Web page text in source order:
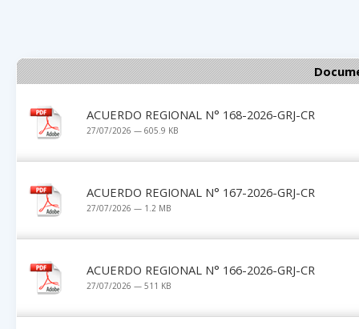
ACUERDO REGIONAL N° 168-2026-GRJ-CR
27/07/2026 — 605.9 KB
ACUERDO REGIONAL N° 167-2026-GRJ-CR
27/07/2026 — 1.2 MB
ACUERDO REGIONAL N° 166-2026-GRJ-CR
27/07/2026 — 511 KB